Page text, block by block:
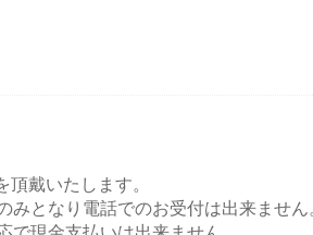
戴いたします。
となり電話でのお受付は出来ません